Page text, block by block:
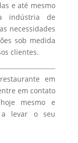
e até mesmo
indústria de
necessidades
sob medida
clientes.
em
em contato
mesmo e
a levar o seu